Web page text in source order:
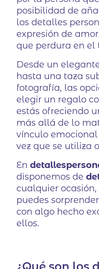
posibilidad de
los detalles
expresión de
que perdura en el
Desde un
hasta una taza
fotografía, las
elegir un regalo
estás ofreciendo
más allá de lo
vínculo
vez que se utiliza
En
disponemos de
cualquier
puedes
con algo hecho
ellos.